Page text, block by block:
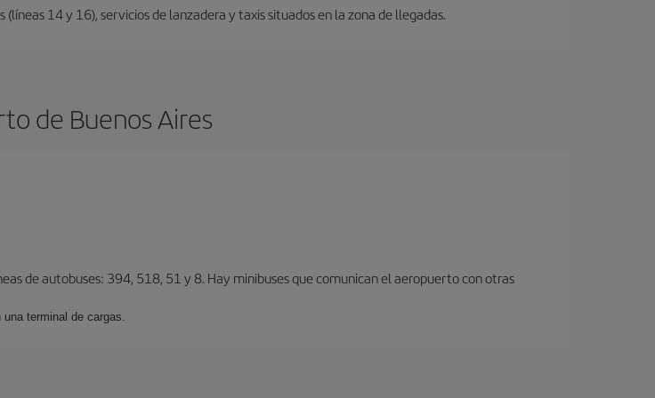
14 y 16), servicios de lanzadera y taxis situados en la zona de llegadas.
de Buenos Aires
de autobuses: 394, 518, 51 y 8. Hay minibuses que comunican el aeropuerto con otras
terminal de cargas.